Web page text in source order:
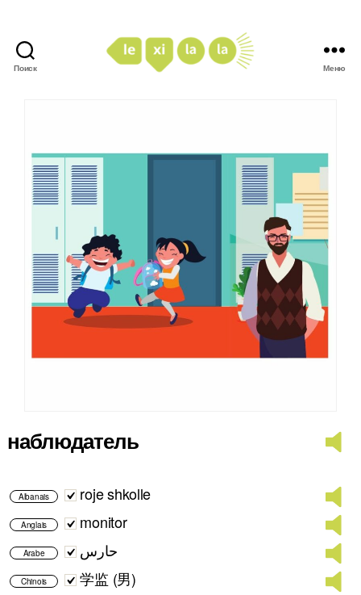
Поиск Меню
наблюдатель
Albanais roje shkolle
Anglais monitor
Arabe حارس
Chinois 学监 (男)